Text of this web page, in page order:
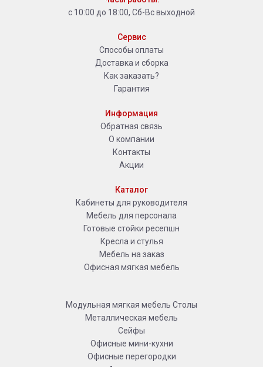
с 10:00 до 18:00, Сб-Вс выходной
Сервис
Способы оплаты
Доставка и сборка
Как заказать?
Гарантия
Информация
Обратная связь
О компании
Контакты
Акции
Каталог
Кабинеты для руководителя
Мебель для персонала
Готовые стойки ресепшн
Кресла и стулья
Мебель на заказ
Офисная мягкая мебель
Модульная мягкая мебель Столы
Металлическая мебель
Сейфы
Офисные мини-кухни
Офисные перегородки